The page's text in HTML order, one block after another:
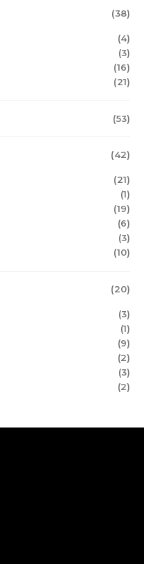
(38)
(4)
(3)
(16)
(21)
(53)
(42)
(21)
(1)
(19)
(6)
(3)
(10)
(20)
(3)
(1)
(9)
(2)
(3)
(2)